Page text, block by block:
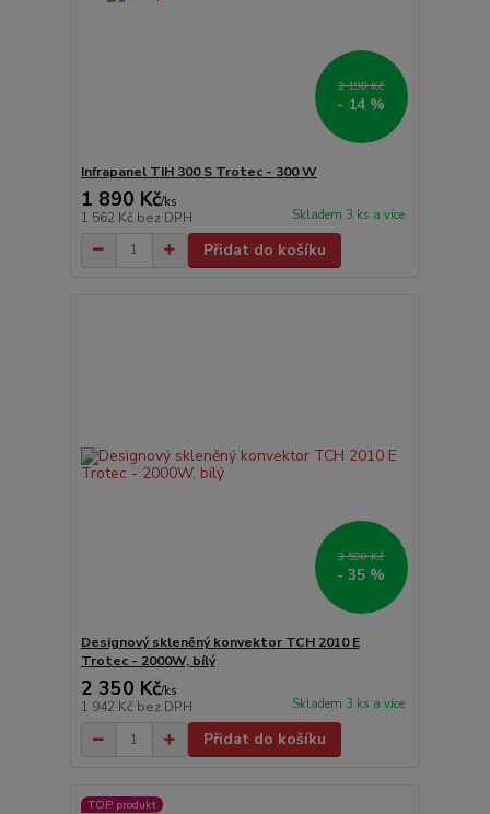
2 190 Kč
- 14 %
Infrapanel TIH 300 S Trotec - 300 W
1 890 Kč/ks
1 562 Kč bez DPH Skladem 3 ks a více
Přidat do košíku
3 590 Kč
- 35 %
Designový skleněný konvektor TCH 2010 E
Trotec - 2000W, bílý
2 350 Kč/ks
1 942 Kč bez DPH Skladem 3 ks a více
Přidat do košíku
TOP produkt